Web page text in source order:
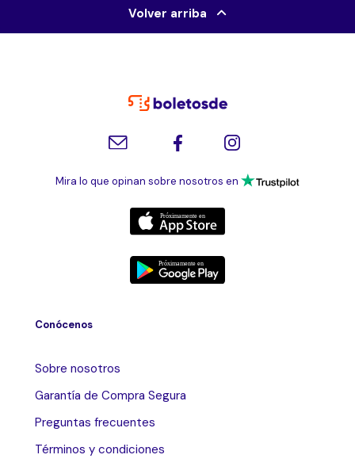
Volver arriba
Mira lo que opinan sobre nosotros en
Conócenos
Sobre nosotros
Garantía de Compra Segura
Preguntas frecuentes
Términos y condiciones